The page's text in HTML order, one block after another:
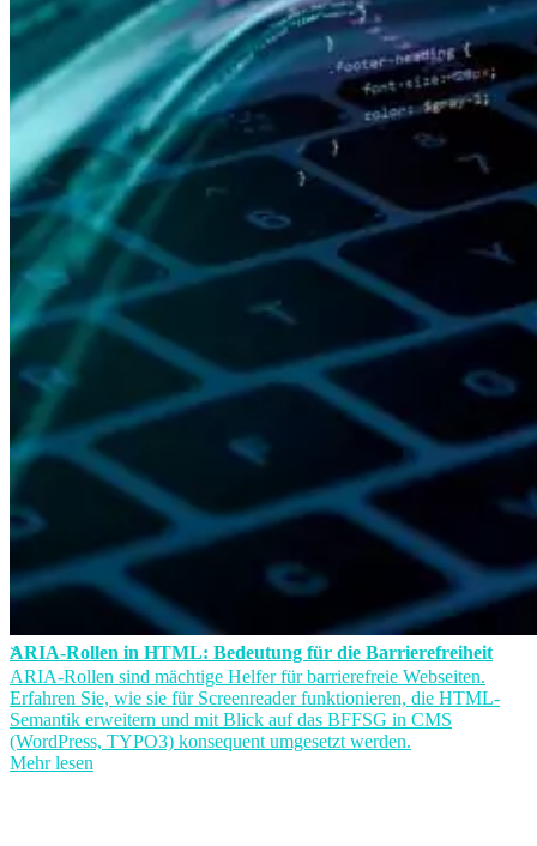
ARIA-Rollen in HTML: Bedeutung für die Barrierefreiheit
ARIA-Rollen sind mächtige Helfer für barrierefreie Webseiten.
Erfahren Sie, wie sie für Screenreader funktionieren, die HTML-
Semantik erweitern und mit Blick auf das BFFSG in CMS
(WordPress, TYPO3) konsequent umgesetzt werden.
Mehr lesen